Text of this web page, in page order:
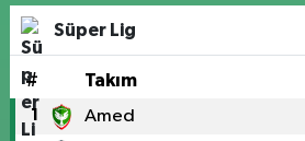
Süper Lig
# Takım
1 Amed